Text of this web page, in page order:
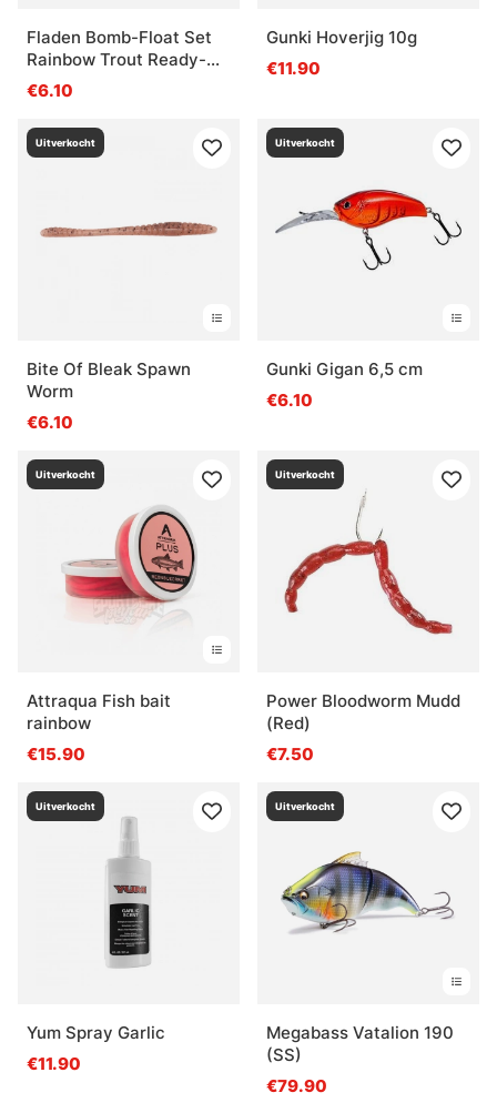
Fladen Bomb-Float Set
Rainbow Trout Ready-
To-Fish
€6.10
Gunki Hoverjig 10g
€11.90
Uitverkocht
Bite Of Bleak Spawn
Worm
€6.10
Uitverkocht
Gunki Gigan 6,5 cm
€6.10
Uitverkocht
Attraqua Fish bait
rainbow
€15.90
Uitverkocht
Power Bloodworm Mudd
(Red)
€7.50
Uitverkocht
Yum Spray Garlic
€11.90
Uitverkocht
Megabass Vatalion 190
(SS)
€79.90